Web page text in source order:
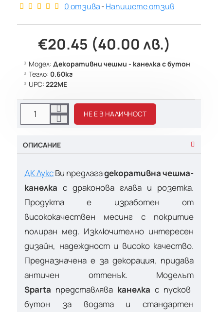
0 отзива-Напишете отзив
€20.45 (40.00 лв.)
Модел: Декоративни чешми - канелка с бутон
Тегло: 0.60кг
UPC: 222МЕ
НЕ Е В НАЛИЧНОСТ
ОПИСАНИЕ
ДК ЛуксВи предлагадекоративна чешма-
канелка с драконова глава и розетка.
Продукта е изработен от
висококачествен месинг с покритие
полиран мед. Изключително интересен
дизайн, надеждност и високо качество.
Предназначена е за декорация, придава
античен оттенък. Моделът
Sparta представлява канелка с пусков
бутон за водата и стандартен